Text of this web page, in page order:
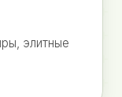
элитные